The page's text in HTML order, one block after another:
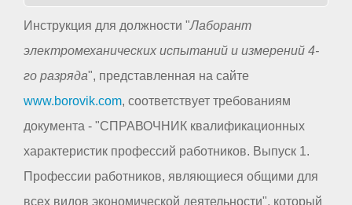
Инструкция для должности "Лаборант
электромеханических испытаний и измерений 4-
го разряда", представленная на сайте
www.borovik.com, соответствует требованиям
документа - "СПРАВОЧНИК квалификационных
характеристик профессий работников. Выпуск 1.
Профессии работников, являющиеся общими для
всех видов экономической деятельности", который